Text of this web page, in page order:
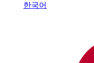
한국어